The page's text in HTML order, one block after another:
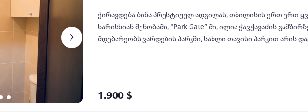
ქირავდება ბინა პრესტიჟულ ადგილას, თბილისის ერთ ერთ
ხარისხიან შენობაში, "Park Gate” ში, ილია ჭავჭავაძის
მდებარეობს ვარდების პარკში, სახლი თავისი პარკით არის
სველი წერტილით. ერთ დიდ კაბინეტს და ერთ დიდ საერთო
1.900 $